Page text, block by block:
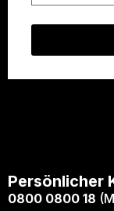
Persönlicher
0800 0800 18